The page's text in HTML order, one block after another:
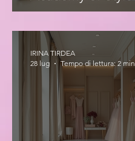
IRINA TIRDEA
28 lug
Tempo di lettura: 2 min